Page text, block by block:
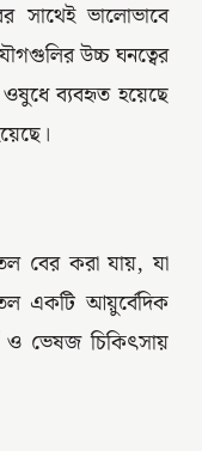
সাথেই ভালোভাবে
উচ্চ ঘনত্বের
ওষুধে ব্যবহৃত হয়েছে
বের করা যায়, যা
একটি আয়ুর্বেদিক
ও ভেষজ চিকিৎসায়